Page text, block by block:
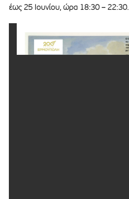
έως 25 Ιουνίου, ώρα 18:30 – 22:30.